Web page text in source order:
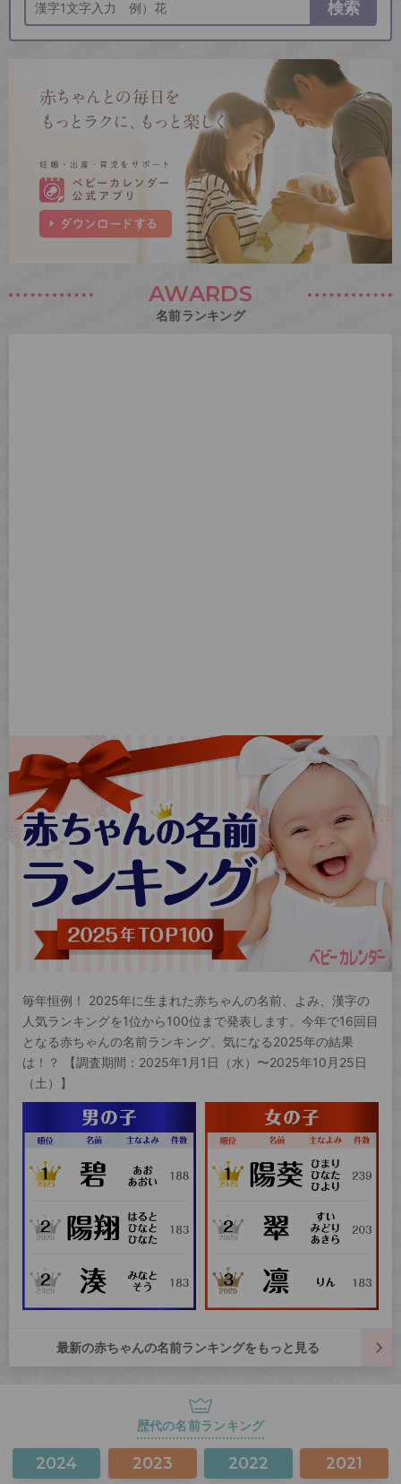
検索
AWARDS
名前ランキング
毎年恒例！ 2025年に生まれた赤ちゃんの名前、よみ、漢字の
人気ランキングを1位から100位まで発表します。今年で16回目
となる赤ちゃんの名前ランキング。気になる2025年の結果
は！？ 【調査期間：2025年1月1日（水）〜2025年10月25日
（土）】
最新の赤ちゃんの名前ランキングをもっと見る
歴代の名前ランキング
2024 2023 2022 2021